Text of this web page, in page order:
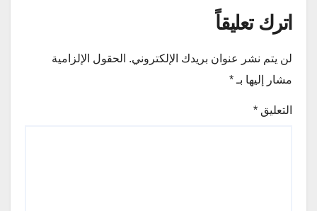
اترك تعليقاً
لن يتم نشر عنوان بريدك الإلكتروني. الحقول الإلزامية
مشار إليها بـ *
التعليق *